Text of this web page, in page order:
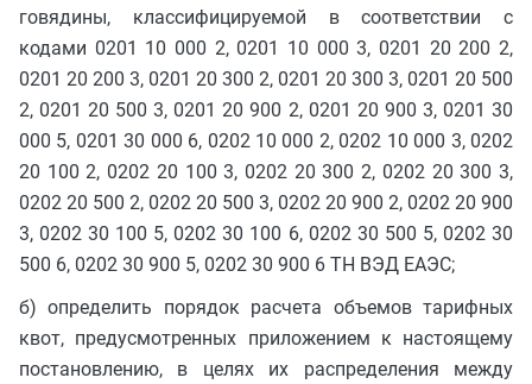
говядины, классифицируемой в соответствии с
кодами 0201 10 000 2, 0201 10 000 3, 0201 20 200 2,
0201 20 200 3, 0201 20 300 2, 0201 20 300 3, 0201 20 500
2, 0201 20 500 3, 0201 20 900 2, 0201 20 900 3, 0201 30
000 5, 0201 30 000 6, 0202 10 000 2, 0202 10 000 3, 0202
20 100 2, 0202 20 100 3, 0202 20 300 2, 0202 20 300 3,
0202 20 500 2, 0202 20 500 3, 0202 20 900 2, 0202 20 900
3, 0202 30 100 5, 0202 30 100 6, 0202 30 500 5, 0202 30
500 6, 0202 30 900 5, 0202 30 900 6 ТН ВЭД ЕАЭС;
б) определить порядок расчета объемов тарифных
квот, предусмотренных приложением к настоящему
постановлению, в целях их распределения между